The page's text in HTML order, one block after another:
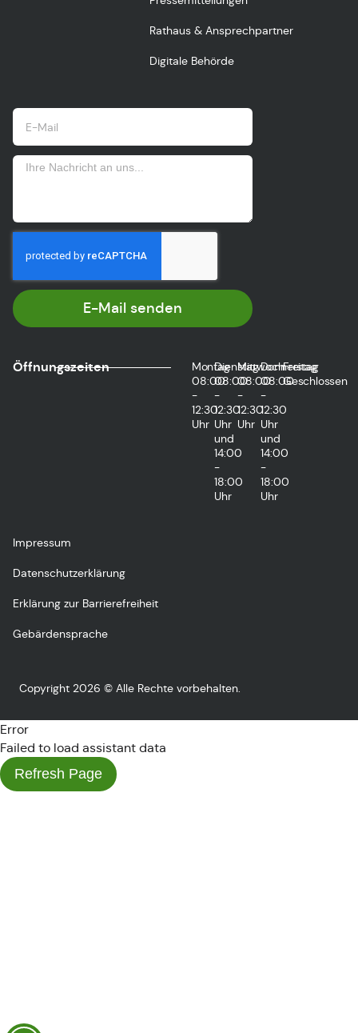
Rathaus & Ansprechpartner
Digitale Behörde
E-Mail senden
Öffnungszeiten
Montag
08:00
-
12:30
Uhr
Dienstag
08:00
-
12:30
Uhr
und
14:00
-
18:00
Uhr
Mittwoch
08:00
-
12:30
Uhr
Donnerstag
08:00
-
12:30
Uhr
und
14:00
-
18:00
Uhr
Freitag
Geschlossen
Impressum
Datenschutzerklärung
Erklärung zur Barrierefreiheit
Gebärdensprache
Copyright 2026 © Alle Rechte vorbehalten.
Error
Failed to load assistant data
Refresh Page